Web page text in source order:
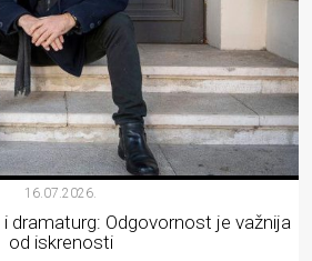
16.07.2026.
dramaturg: Odgovornost je važnija
od iskrenosti